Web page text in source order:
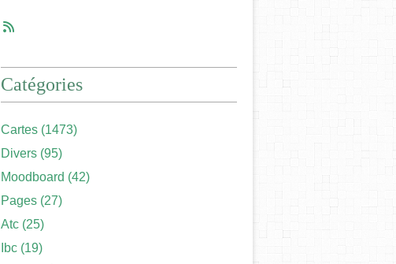
Catégories
Cartes (1473)
Divers (95)
Moodboard (42)
Pages (27)
Atc (25)
Ibc (19)